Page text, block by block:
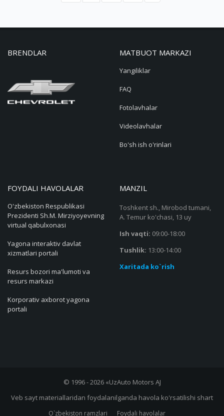
BRENDLAR MATBUOT MARKAZI
Yangiliklar
FAQ
Fotolavhalar
Videolavhalar
Bo'sh ish o'rinlari
FOYDALI HAVOLALAR
O'zbekiston Respublikasi
Prezidenti Sh.M. Mirziyoyevning
virtual qabulxonasi
Yagona interaktiv davlat
xizmatlari portali
Resurs bozori ma'lumoti va
resurs markazi
Korporativ axborot yagona
portali
MANZIL
Toshkent sh., Mirobod tumani,
A. Temur ko'chasi, 13 uy
Ish vaqti: 09:00-18:00
Tushlik: 13:00-14:00
Xaritada ko`rish
© 1996 - 2026 «UzAuto Motors AJ
Veb sayt materiallaridan foydalanilganda havola ko'rsatilishi shart
O`zbekiston ramzlari Foydali havolalar